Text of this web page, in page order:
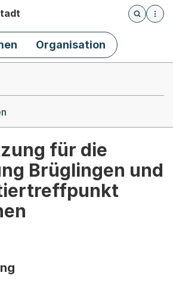
Öffnet
Organisation
für die
Brüglingen und